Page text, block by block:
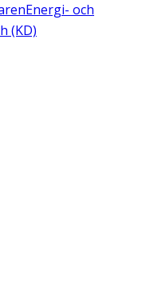
Energi- och
(KD)